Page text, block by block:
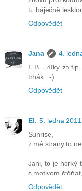
tu báječně
Odpovědět
Jana
4.
E.B. - díky za
trhák. :-)
Odpovědět
El. 5. ledna
Sunrise,
z mé strany to
Jani, to je horký
s motivem
Odpovědět